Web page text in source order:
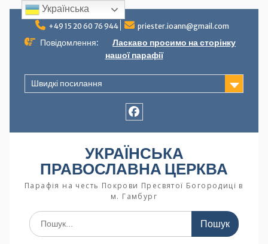
+49 15 20 60 76 944 priester.ioann@gmail.com
Повідомлення:
Ласкаво просимо на сторінку
нашої парафії
Швидкі посилання
УКРАЇНСЬКА
ПРАВОСЛАВНА ЦЕРКВА
Парафія на честь Покрови Пресвятої Богородиці в
м. Гамбург
Українська